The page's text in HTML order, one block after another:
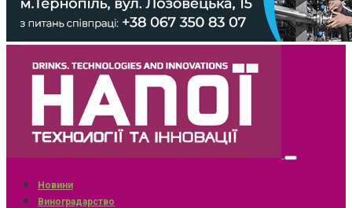
Новини
Виноградарство